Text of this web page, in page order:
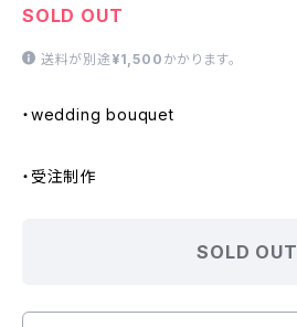
SOLD OUT
送料が別途 ¥1,500 かかります。
・wedding bouquet
・受注制作
SOLD OUT